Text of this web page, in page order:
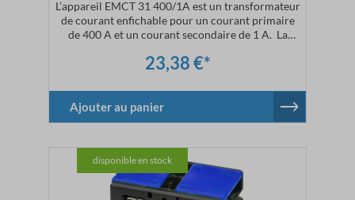
L’appareil EMCT 31 400/1A est un transformateur
de courant enfichable pour un courant primaire
de 400 A et un courant secondaire de 1 A. La
le matériel de fixation nécessaire. L’encliquetage sur
Caractéristiques techniquesCourant
primaire : 400 ACourant
secondaire : 1 ADimensions :
23,38 €*
Ajouter au panier
disponible en stock